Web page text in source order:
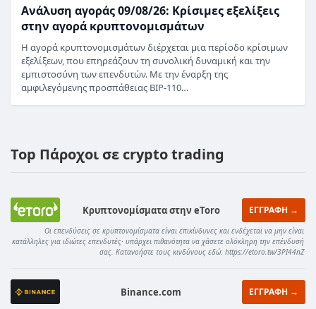
Ανάλυση αγοράς 09/08/26: Κρίσιμες εξελίξεις
στην αγορά κρυπτονομισμάτων
Η αγορά κρυπτονομισμάτων διέρχεται μια περίοδο κρίσιμων
εξελίξεων, που επηρεάζουν τη συνολική δυναμική και την
εμπιστοσύνη των επενδυτών. Με την έναρξη της
αμφιλεγόμενης προσπάθειας BIP-110…
Top Πάροχοι σε crypto trading
Κρυπτονομίσματα στην eToro ΕΓΓΡΑΦΗ →
Οι επενδύσεις σε κρυπτονομίσματα είναι επικίνδυνες και ενδέχεται να μην είναι
κατάλληλες για ιδιώτες επενδυτές· υπάρχει πιθανότητα να χάσετε ολόκληρη την επένδυσή
σας. Κατανοήστε τους κινδύνους εδώ: https://etoro.tw/3PI44nZ
Binance.com ΕΓΓΡΑΦΗ →